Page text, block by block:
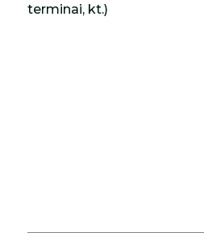
terminai, kt.)